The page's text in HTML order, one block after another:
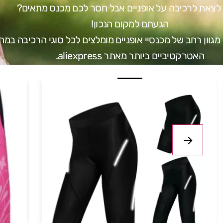
לצאת לרכיבה על אופניים אבל חסר לכם מכנס מתאים?
הגעתם למקום הנכון!
רחב של מכנסיי אופניים מומלצים לכל סוגי הרכיבה
האטרקטיביים ביותר מאתר aliexpress.